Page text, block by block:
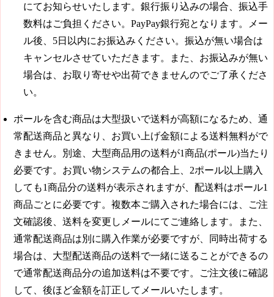
にてお知らせいたします。銀行振り込みの場合、振込手
数料はご負担ください。PayPay銀行宛となります。メー
ル後、5日以内にお振込みください。振込が無い場合は
キャンセルさせていただきます。また、お振込みが無い
場合は、お取り寄せや出荷できませんのでご了承くださ
い。
ポールを含む商品は大型扱いで送料が高額になるため、通
常配送商品と異なり、お買い上げ金額による送料無料がで
きません。別途、大型商品用の送料が1商品(ポール)当たり
必要です。お買い物システムの都合上、2ポール以上購入
しても1商品分の送料が表示されますが、配送料はポール1
商品ごとに必要です。複数本ご購入された場合には、ご注
文確認後、送料を変更しメールにてご連絡します。また、
通常配送商品は別に購入作業が必要ですが、同時出荷する
場合は、大型配送商品の送料で一緒に送ることができるの
で通常配送商品分の追加送料は不要です。ご注文後に確認
して、後ほど金額を訂正してメールいたします。